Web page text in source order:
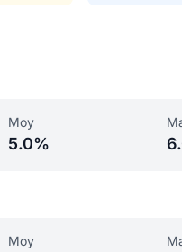
Moy
5.0%
Moy